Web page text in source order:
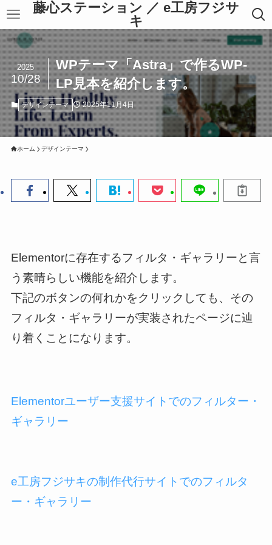
藤心ステーション ／ e工房フジサ
キ
WPテーマ「Astra」で作るWP-
LP見本を紹介します。
2025
10/28
デザインテーマ 2025年11月4日
ホーム デザインテーマ
Elementorに存在するフィルタ・ギャラリーと言
う素晴らしい機能を紹介します。
下記のボタンの何れかをクリックしても、その
フィルタ・ギャラリーが実装されたページに辿
り着くことになります。
Elementorユーザー支援サイトでのフィルター・
ギャラリー
e工房フジサキの制作代行サイトでのフィルタ
ー・ギャラリー